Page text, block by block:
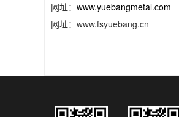
网址： www.yuebangmetal.com
网址：www.fsyuebang.cn